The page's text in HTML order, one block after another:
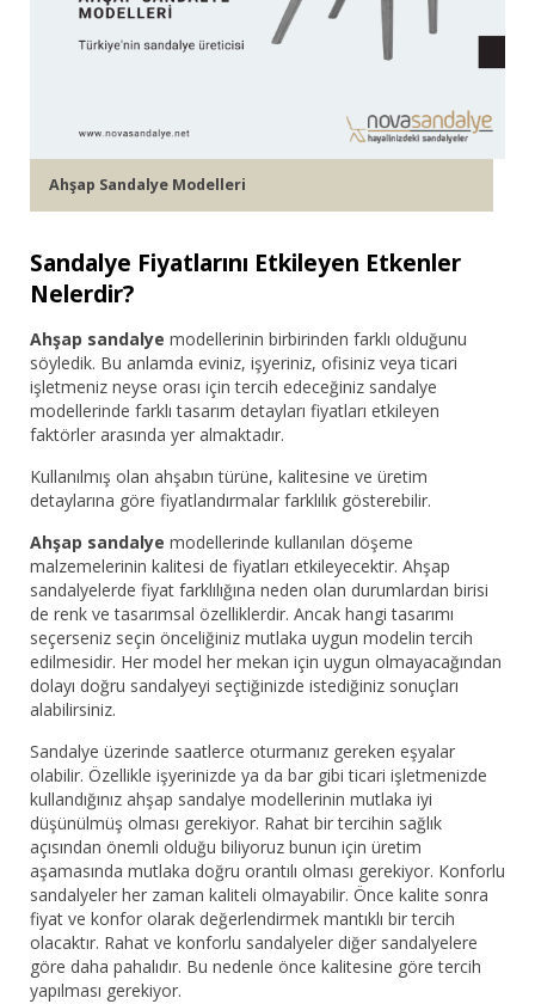
Ahşap Sandalye Modelleri
Sandalye Fiyatlarını Etkileyen Etkenler
Nelerdir?
Ahşap sandalye modellerinin birbirinden farklı olduğunu
söyledik. Bu anlamda eviniz, işyeriniz, ofisiniz veya ticari
işletmeniz neyse orası için tercih edeceğiniz sandalye
modellerinde farklı tasarım detayları fiyatları etkileyen
faktörler arasında yer almaktadır.
Kullanılmış olan ahşabın türüne, kalitesine ve üretim
detaylarına göre fiyatlandırmalar farklılık gösterebilir.
Ahşap sandalye modellerinde kullanılan döşeme
malzemelerinin kalitesi de fiyatları etkileyecektir. Ahşap
sandalyelerde fiyat farklılığına neden olan durumlardan birisi
de renk ve tasarımsal özelliklerdir. Ancak hangi tasarımı
seçerseniz seçin önceliğiniz mutlaka uygun modelin tercih
edilmesidir. Her model her mekan için uygun olmayacağından
dolayı doğru sandalyeyi seçtiğinizde istediğiniz sonuçları
alabilirsiniz.
Sandalye üzerinde saatlerce oturmanız gereken eşyalar
olabilir. Özellikle işyerinizde ya da bar gibi ticari işletmenizde
kullandığınız ahşap sandalye modellerinin mutlaka iyi
düşünülmüş olması gerekiyor. Rahat bir tercihin sağlık
açısından önemli olduğu biliyoruz bunun için üretim
aşamasında mutlaka doğru orantılı olması gerekiyor. Konforlu
sandalyeler her zaman kaliteli olmayabilir. Önce kalite sonra
fiyat ve konfor olarak değerlendirmek mantıklı bir tercih
olacaktır. Rahat ve konforlu sandalyeler diğer sandalyelere
göre daha pahalıdır. Bu nedenle önce kalitesine göre tercih
yapılması gerekiyor.